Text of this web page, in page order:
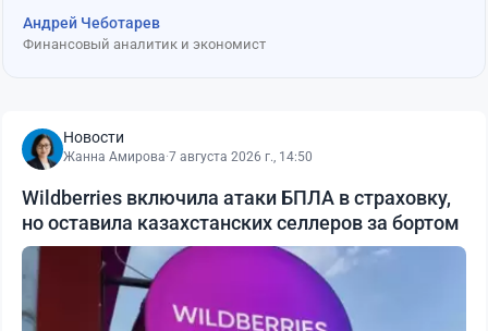
Андрей Чеботарев
Финансовый аналитик и экономист
Новости
Жанна Амирова·7 августа 2026 г., 14:50
Wildberries включила атаки БПЛА в страховку,
но оставила казахстанских селлеров за бортом